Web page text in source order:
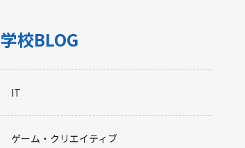
学校BLOG
IT
ゲーム・クリエイティブ